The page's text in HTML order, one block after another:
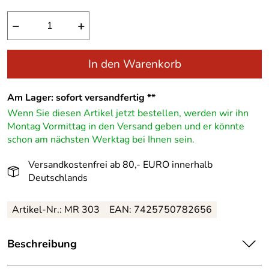
− +
In den Warenkorb
Am Lager: sofort versandfertig **
Wenn Sie diesen Artikel jetzt bestellen, werden wir ihn
Montag Vormittag in den Versand geben und er könnte
schon am nächsten Werktag bei Ihnen sein.
Versandkostenfrei ab 80,- EURO innerhalb
Deutschlands
Artikel-Nr.: MR 303 EAN: 7425750782656
Beschreibung